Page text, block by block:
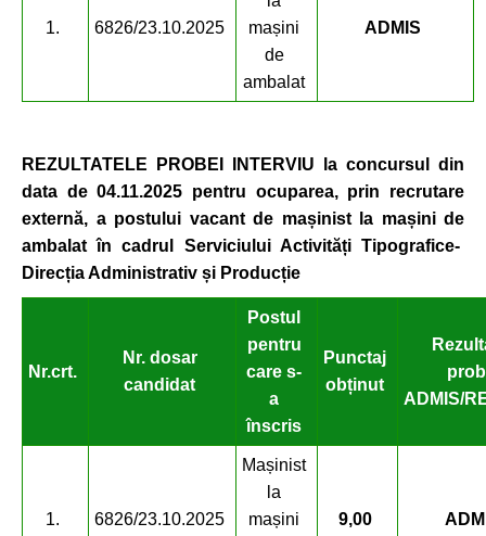
1. 6826/23.10.2025
mașini
de
ambalat
ADMIS
REZULTATELE PROBEI INTERVIU
la concursul din
data de 04.11.2025 pentru ocuparea, prin recrutare
externă, a postului vacant de mașinist la mașini de
ambalat în cadrul Serviciului Activități Tipografice-
Direcția Administrativ și Producție
Nr.crt.
Nr. dosar
candidat
Postul
pentru
care s-
a
înscris
Punctaj
obținut
ADMIS/
1. 6826/23.10.2025
Mașinist
la
mașini
9,00